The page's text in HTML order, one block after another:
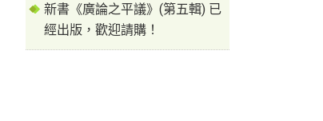
新書《廣論之平議》(第五輯) 已
經出版，歡迎請購！